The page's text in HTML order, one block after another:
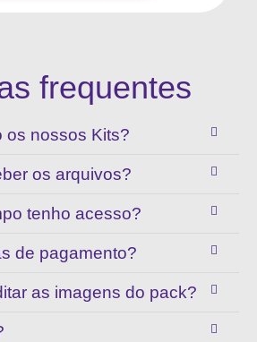
frequentes
os nossos Kits?
os arquivos?
tenho acesso?
de pagamento?
as imagens do pack?